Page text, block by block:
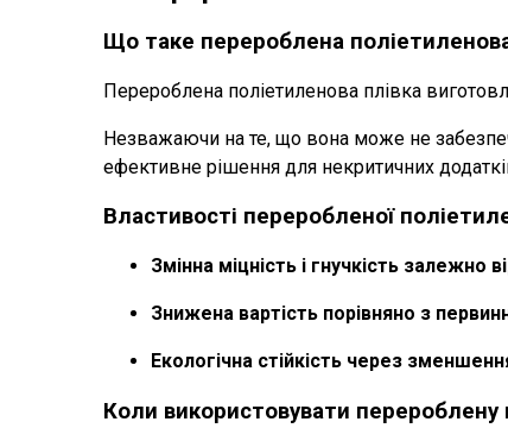
Що таке перероблена
Перероблена поліетиленова плівка
Незважаючи на те, що вона може не
ефективне рішення для некритичних
Властивості переробленої
Змінна міцність і гнучкість залежно
Знижена вартість порівняно з
Екологічна стійкість через
Коли використовувати перероблену